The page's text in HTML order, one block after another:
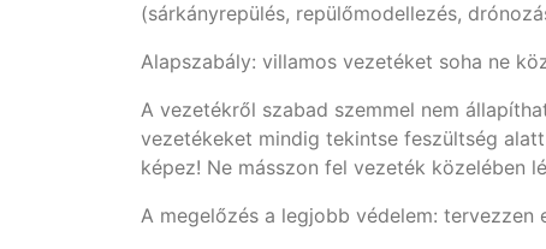
(sárkányrepülés, repülőmodellezés,
Alapszabály: villamos vezetéket soha ne
A vezetékről szabad szemmel nem
vezetékeket mindig tekintse feszültség
képez! Ne másszon fel vezeték közelében
A megelőzés a legjobb védelem: